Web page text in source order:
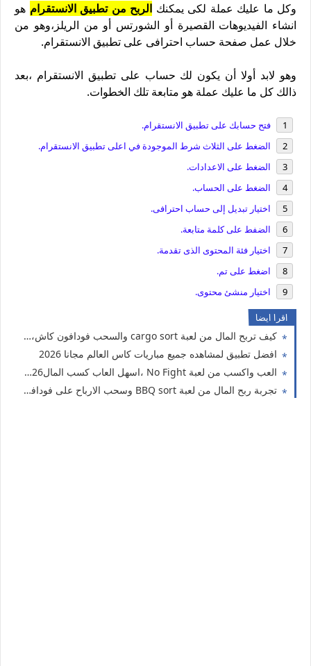
وكل ما عليك عملة لكى يمكنك الربح من تطبيق الانستقرام هو
انشاء الفيديوهات القصيرة أو الشورتس أو من الريلز،وهو من
خلال عمل صفحة حساب احترافى على تطبيق الانستقرام.
وهو لابد أولا أن يكون لك حساب على تطبيق الانستقرام ،بعد
ذالك كل ما عليك عملة هو متابعة تلك الخطوات.
فتح حسابك على تطبيق الانستقرام.
الضغط على الثلاث شرط الموجودة في اعلى تطبيق الانستقرام.
الضغط على الاعدادات.
الضغط على الحساب.
اختيار تبديل إلى حساب احترافى.
الضفط على كلمة متابعة.
اختيار فئة المحتوى الذى تقدمة.
اضغط على تم.
اختيار منشئ محتوى.
اقرا ايضا
كيف تربح المال من لعبة cargo sort والسحب فودافون كاش، افضل العاب الربح من الانترنت للمبتدئين
افضل تطبيق لمشاهده جميع مباريات كاس العالم مجانا 2026
العب واكسب من لعبة No Fight ،اسهل العاب كسب المال2026
تجربة ربح المال من لعبة BBQ sort وسحب الارباح على فودافون كاش اورنج كاش فورى